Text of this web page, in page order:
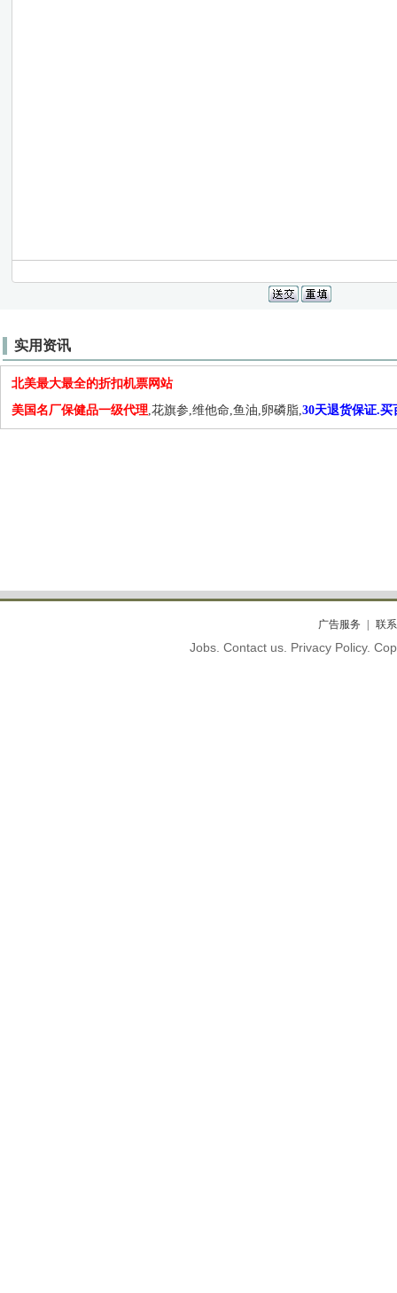
实用资讯
北美最大最全的折扣机票网站
美国名厂保健品一级代理,花旗参,维他命,鱼油,卵磷脂,30天退货保证.买
广告服务 联
Jobs. Contact us. Privacy Policy.